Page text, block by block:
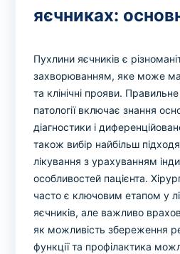
яєчниках:
Пухлини яєчників є
захворюванням, яке може
та клінічні прояви.
патології включає знання
діагностики і
також вибір найбільш
лікування з урахуванням
особливостей пацієнта.
часто є ключовим етапом у
яєчників, але важливо
як можливість збереження
функції та профілактика